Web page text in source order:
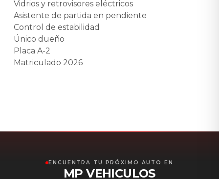
Vidrios y retrovisores eléctricos
Asistente de partida en pendiente
Control de estabilidad
Único dueño
Placa A-2
Matriculado 2026
ENCUENTRA TU PRÓXIMO AUTO EN
MP VEHICULOS